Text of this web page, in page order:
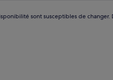
sont susceptibles de